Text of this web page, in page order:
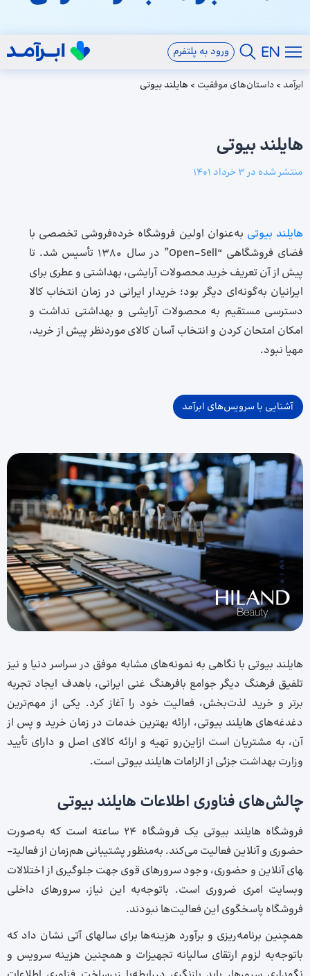
ورود به پلتفرم
ابرآمد > داستان‌های موفقیت > هایلند بیوتی
هایلند بیوتی
منتشر شده در3 خرداد 1401
هایلند بیوتی به‌عنوان اولین فروشگاه خرده‌فروشی تخصصی با
فضای فروشگاهی “Open-Sell” در سال 1380 تأسیس شد. تا
پیش از آن تعریف خرید محصولات آرایشی، بهداشتی و عطری برای
ایرانیان به‌گونه‌ای دیگر بود؛ خریدار ایرانی در زمان انتخاب کالا
دسترسی مستقیم به محصولات آرایشی و بهداشتی نداشت و
امکان امتحان کردن و انتخاب آسان کالای موردنظر پیش از خرید،
مهیا نبود.
آشنایی با سرویس‌های ابرآمد
هایلند بیوتی با نگاهی به نمونه‌های مشابه موفق در سراسر دنیا و نیز
تلفیق فرهنگ دیگر جوامع بافرهنگ غنی ایرانی، باهدف ایجاد تجربه
برتر و خرید لذت‌بخش، فعالیت خود را آغاز کرد. یکی از مهم‌ترین
دغدغه‌های هایلند بیوتی، ارائه بهترین خدمات در زمان خرید و پس از
آن، به مشتریان است ازاین‌رو تهیه و ارائه کالای اصل و دارای تأیید
وزارت بهداشت جزئی از الزامات هایلند بیوتی است.
چالش‌های فناوری اطلاعات هایلند بیوتی
فروشگاه هایلند بیوتی یک فروشگاه 24 ساعته است که به‌صورت
حضوری و آنلاین فعالیت می‌کند. به‌منظور پشتیبانی هم‌زمان از فعالیت­
های آنلاین و حضوری، وجود سرورهای قوی جهت جلوگیری از اختلالات
وب­سایت امری ضروری است. باتوجه‌به این نیاز، سرورهای داخلی
فروشگاه پاسخگوی این فعالیت‌ها نبودند.
همچنین برنامه‌­ریزی و برآورد هزینه‌ها برای سال­های آتی نشان داد که
باتوجه‌به لزوم ارتقای سالیانه تجهیزات و همچنین هزینه سرویس و